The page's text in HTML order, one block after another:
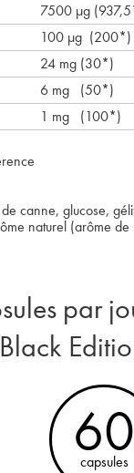
7500 µg
100 µg (200*)
24 mg (30*)
6 mg (50*)
1 mg (100*)
canne, glucose,
naturel (arôme
par
60
capsules